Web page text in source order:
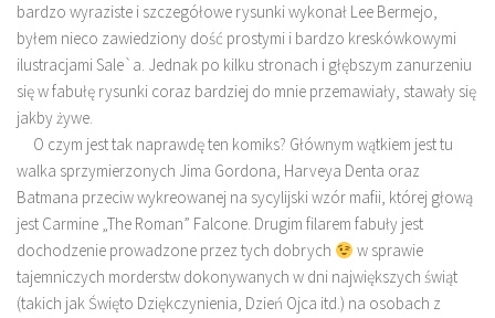
bardzo wyraziste i szczegółowe rysunki wykonał Lee Bermejo,
byłem nieco zawiedziony dość prostymi i bardzo kreskówkowymi
ilustracjami Sale`a. Jednak po kilku stronach i głębszym zanurzeniu
się w fabułę rysunki coraz bardziej do mnie przemawiały, stawały się
jakby żywe.
O czym jest tak naprawdę ten komiks? Głównym wątkiem jest tu
walka sprzymierzonych Jima Gordona, Harveya Denta oraz
Batmana przeciw wykreowanej na sycylijski wzór mafii, której głową
jest Carmine „The Roman” Falcone. Drugim filarem fabuły jest
dochodzenie prowadzone przez tych dobrych
w sprawie
tajemniczych morderstw dokonywanych w dni największych świąt
(takich jak Święto Dziękczynienia, Dzień Ojca itd.) na osobach z